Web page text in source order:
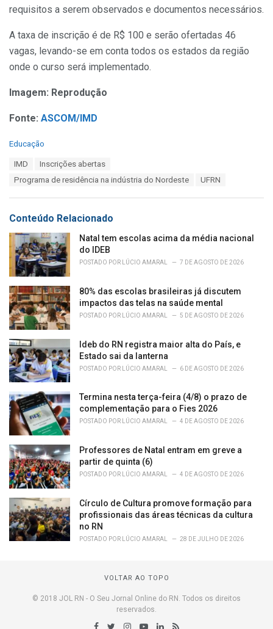
requisitos a serem observados e documentos necessários.
A taxa de inscrição é de R$ 100 e serão ofertadas 46
vagas, levando-se em conta todos os estados da região
onde o curso será implementado.
Imagem: Reprodução
Fonte: ASCOM/IMD
C
i
e
Educação
IMD
Inscrições abertas
Programa de residência na indústria do Nordeste
UFRN
Conteúdo Relacionado
Natal tem escolas acima da média nacional
do IDEB
POSTADO POR LÚCIO AMARAL 7 DE AGOSTO DE 2026
80% das escolas brasileiras já discutem
impactos das telas na saúde mental
POSTADO POR LÚCIO AMARAL 5 DE AGOSTO DE 2026
Ideb do RN registra maior alta do País, e
Estado sai da lanterna
POSTADO POR LÚCIO AMARAL 6 DE AGOSTO DE 2026
Termina nesta terça-feira (4/8) o prazo de
complementação para o Fies 2026
POSTADO POR LÚCIO AMARAL 4 DE AGOSTO DE 2026
Professores de Natal entram em greve a
partir de quinta (6)
POSTADO POR LÚCIO AMARAL 4 DE AGOSTO DE 2026
Círculo de Cultura promove formação para
profissionais das áreas técnicas da cultura
no RN
POSTADO POR LÚCIO AMARAL 28 DE JULHO DE 2026
VOLTAR AO TOPO
© 2018 JOL RN - O Seu Jornal Online do RN. Todos os direitos
reservados.